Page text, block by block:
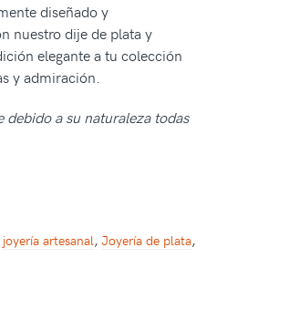
diseñado y
nuestro dije de plata y
elegante a tu colección
y admiración.
debido a su naturaleza todas
joyería artesanal, Joyería de plata,